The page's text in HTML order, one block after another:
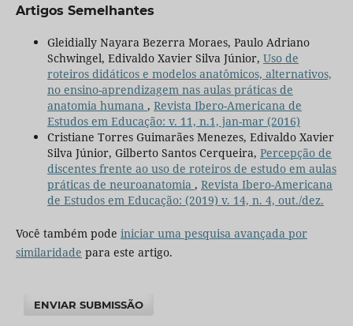
Artigos Semelhantes
Gleidially Nayara Bezerra Moraes, Paulo Adriano
Schwingel, Edivaldo Xavier Silva Júnior, Uso de
roteiros didáticos e modelos anatômicos, alternativos,
no ensino-aprendizagem nas aulas práticas de
anatomia humana , Revista Ibero-Americana de
Estudos em Educação: v. 11, n.1, jan-mar (2016)
Cristiane Torres Guimarães Menezes, Edivaldo Xavier
Silva Júnior, Gilberto Santos Cerqueira, Percepção de
discentes frente ao uso de roteiros de estudo em aulas
práticas de neuroanatomia , Revista Ibero-Americana
de Estudos em Educação: (2019) v. 14, n. 4, out./dez.
Você também pode iniciar uma pesquisa avançada por
similaridade para este artigo.
ENVIAR SUBMISSÃO